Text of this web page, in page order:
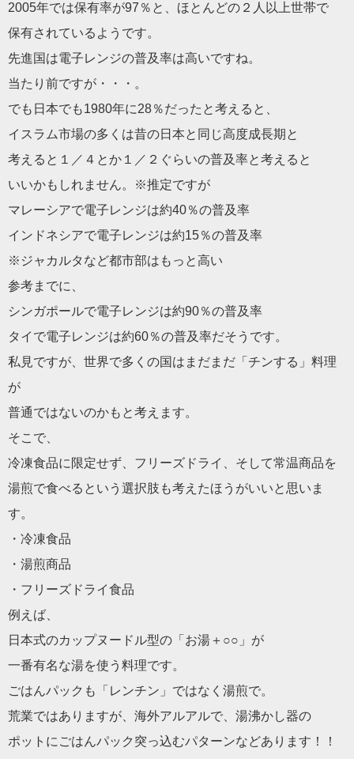
2005年では保有率が97％と、ほとんどの２人以上世帯で
保有されているようです。
先進国は電子レンジの普及率は高いですね。
当たり前ですが・・・。
でも日本でも1980年に28％だったと考えると、
イスラム市場の多くは昔の日本と同じ高度成長期と
考えると１／４とか１／２ぐらいの普及率と考えると
いいかもしれません。※推定ですが
マレーシアで電子レンジは約40％の普及率
インドネシアで電子レンジは約15％の普及率
※ジャカルタなど都市部はもっと高い
参考までに、
シンガポールで電子レンジは約90％の普及率
タイで電子レンジは約60％の普及率だそうです。
私見ですが、世界で多くの国はまだまだ「チンする」料理
が
普通ではないのかもと考えます。
そこで、
冷凍食品に限定せず、フリーズドライ、そして常温商品を
湯煎で食べるという選択肢も考えたほうがいいと思いま
す。
・冷凍食品
・湯煎商品
・フリーズドライ食品
例えば、
日本式のカップヌードル型の「お湯＋○○」が
一番有名な湯を使う料理です。
ごはんパックも「レンチン」ではなく湯煎で。
荒業ではありますが、海外アルアルで、湯沸かし器の
ポットにごはんパック突っ込むパターンなどあります！！